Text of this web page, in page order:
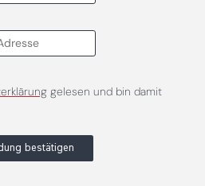
gelesen und bin damit
bestätigen